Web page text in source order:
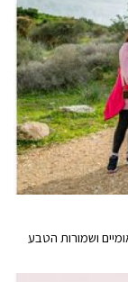
ושמורות הטבע